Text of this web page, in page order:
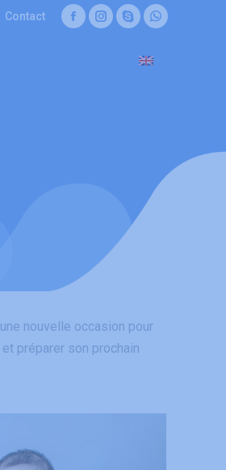
Contact
FacebookInstagram
SkypeWhatsapp
nouvelle occasion pour
préparer son prochain